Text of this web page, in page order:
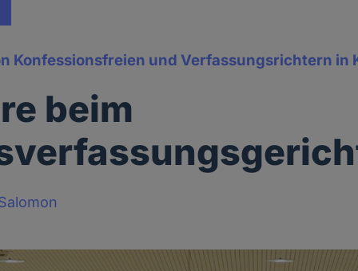
Konfessionsfreien und Verfassungsrichtern in
beim